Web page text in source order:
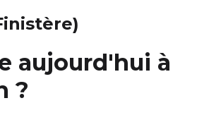
aujourd'hui à
?